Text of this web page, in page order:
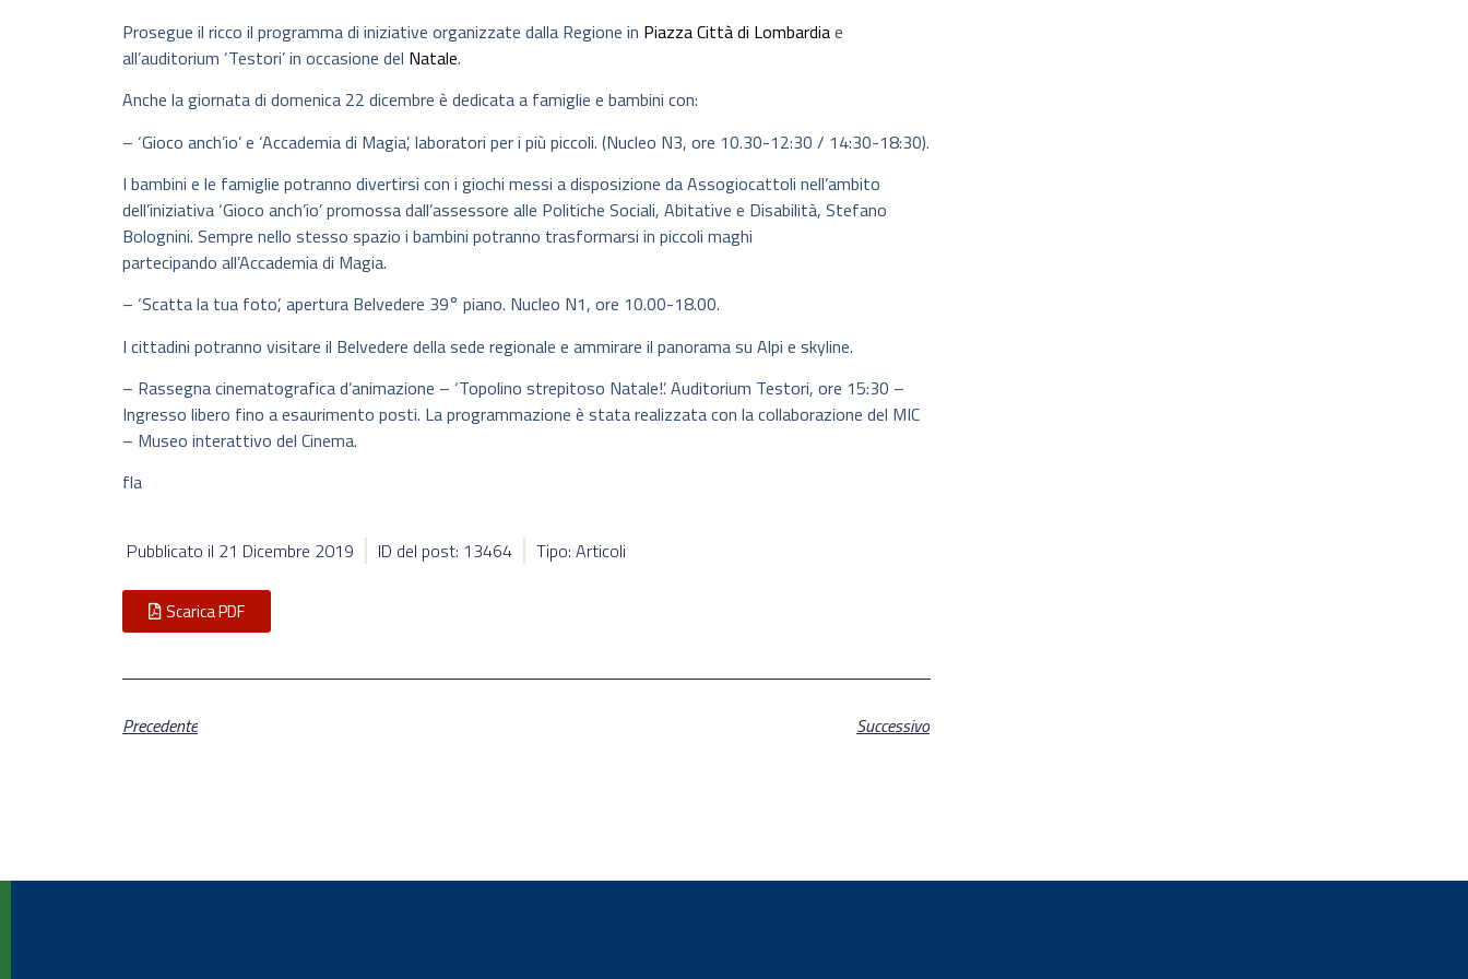
Prosegue il ricco il programma di iniziative organizzate dalla Regione in Piazza Città di Lombardiae
all’auditorium ‘Testori’ in occasione del Natale.
Anche la giornata di domenica 22 dicembre è dedicata a famiglie e bambini con:
– ‘Gioco anch’io’ e ‘Accademia di Magia’, laboratori per i più piccoli. (Nucleo N3, ore 10.30-12:30 / 14:30-18:30).
I bambini e le famiglie potranno divertirsi con i giochi messi a disposizione da Assogiocattoli nell’ambito
dell’iniziativa ‘Gioco anch’io’ promossa dall’assessore alle Politiche Sociali, Abitative e Disabilità, Stefano
Bolognini. Sempre nello stesso spazio i bambini potranno trasformarsi in piccoli maghi
partecipando all’Accademia di Magia.
– ‘Scatta la tua foto’, apertura Belvedere 39° piano. Nucleo N1, ore 10.00-18.00.
I cittadini potranno visitare il Belvedere della sede regionale e ammirare il panorama su Alpi e skyline.
– Rassegna cinematografica d’animazione – ‘Topolino strepitoso Natale!’. Auditorium Testori, ore 15:30 –
Ingresso libero fino a esaurimento posti. La programmazione è stata realizzata con la collaborazione del MIC
– Museo interattivo del Cinema.
fla
Pubblicato il 21 Dicembre 2019 ID del post: 13464 Tipo: Articoli
Scarica PDF
Precedente Successivo